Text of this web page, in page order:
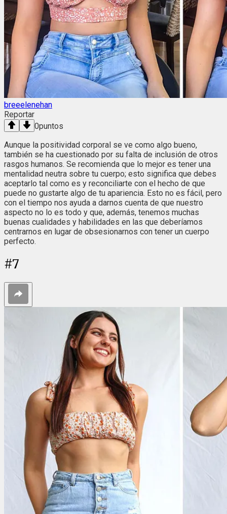
breeelenehan
Reportar
0puntos
Aunque la positividad corporal se ve como algo bueno,
también se ha cuestionado por su falta de inclusión de otros
rasgos humanos. Se recomienda que lo mejor es tener una
mentalidad neutra sobre tu cuerpo; esto significa que debes
aceptarlo tal como es y reconciliarte con el hecho de que
puede no gustarte algo de tu apariencia. Esto no es fácil, pero
con el tiempo nos ayuda a darnos cuenta de que nuestro
aspecto no lo es todo y que, además, tenemos muchas
buenas cualidades y habilidades en las que deberíamos
centrarnos en lugar de obsesionarnos con tener un cuerpo
perfecto.
#7